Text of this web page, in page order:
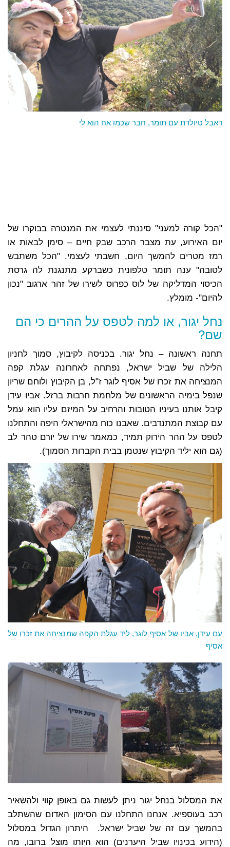
דאבל טיולדת עם תומר, חבר שכמו אח הוא לי
"הכל קורה למעני" סיננתי לעצמי את המנטרה בבוקרו של
יום האירוע, עת מצבר הרכב שבק חיים – סימן לבאות או
רמז מטרים להמשך היום, חשבתי לעצמי. "הכל משתבש
לטובה" ענה תומר טלפונית כשברקע מתנגנת לה גרסת
הכיסוי המדליקה של לוס כפרוס לשירו של זהר ארגוב "נכון
להיום"- מומלץ.
נחל יגור, או למה לטפס על ההרים כי הם
שם?
תחנה ראשונה – נחל יגור. בכניסה לקיבוץ, סמוך לחניון
הלילה של שביל ישראל, נפתחה לאחרונה עגלת קפה
המנציחה את זכרו של אסיף לוגר ז"ל, בן הקיבוץ ולוחם שריון
שנפל בימיה הראשונים של מלחמת חרבות ברזל. אביו עידן
קיבל אותנו בעיניו הטובות והרחיב על המיזם עליו הוא עמל
עם קבוצת המתנדבים. שאבנו כוח מהישראלי היפה והתחלנו
לטפס על ההר הירוק תמיד, כמאמר שירו של יורם טהר לב
(גם הוא יליד הקיבוץ שנטמן בבית הקברות הסמוך).
עם עידן, אביו של אסיף לוגר, ליד עגלת הקפה שמנציחה את זכרו של
אסיף
את המסלול בנחל יגור ניתן לעשות גם באופן קווי ולהשאיר
רכב בעוספיא. אנחנו התחלנו עם הסימון האדום שהשתלב
בהמשך עם זה של שביל ישראל. היתרון הגדול במסלול
(הידוע בכינויו שביל היערנים) הוא היותו מוצל ברובו, מה